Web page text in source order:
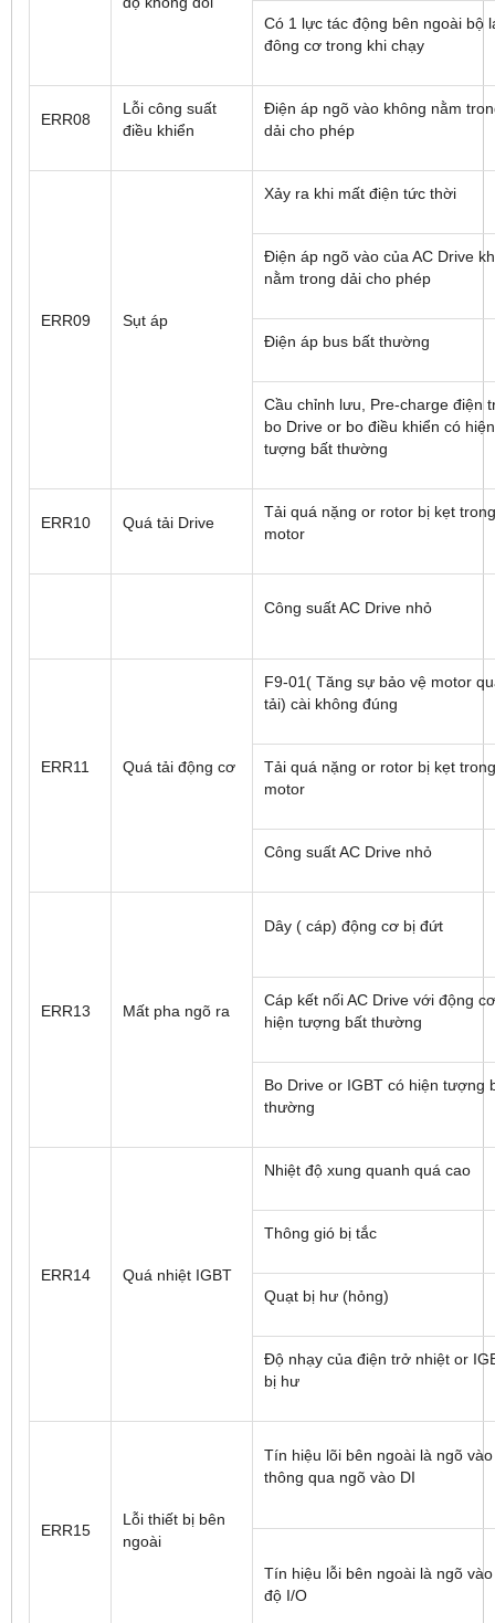
Có 1 lực tác động bên ngoài bộ
đông cơ trong khi chạy
ERR08
Lỗi công suất
điều khiển
Điện áp ngõ vào không nằm
dải cho phép
ERR09 Sụt áp
Xảy ra khi mất điện tức thời
Điện áp ngõ vào của AC Drive
nằm trong dải cho phép
Điện áp bus bất thường
Cầu chỉnh lưu, Pre-charge điện
bo Drive or bo điều khiển có hiện
tượng bất thường
ERR10 Quá tải Drive
Tải quá nặng or rotor bị kẹt trong
motor
Công suất AC Drive nhỏ
ERR11 Quá tải động cơ
F9-01( Tăng sự bảo vệ motor
tải) cài không đúng
Tải quá nặng or rotor bị kẹt trong
motor
Công suất AC Drive nhỏ
ERR13 Mất pha ngõ ra
Dây ( cáp) động cơ bị đứt
Cáp kết nối AC Drive với động
hiện tượng bất thường
Bo Drive or IGBT có hiện tượng
thường
ERR14 Quá nhiệt IGBT
Nhiệt độ xung quanh quá cao
Thông gió bị tắc
Quạt bị hư (hỏng)
Độ nhạy của điện trở nhiệt or
bị hư
ERR15
Lỗi thiết bị bên
ngoài
Tín hiệu lõi bên ngoài là ngõ vào
thông qua ngõ vào DI
Tín hiệu lỗi bên ngoài là ngõ
độ I/O